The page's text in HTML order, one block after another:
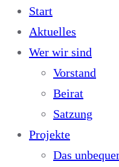
Start
Aktuelles
Wer wir sind
Vorstand
Beirat
Satzung
Projekte
Das